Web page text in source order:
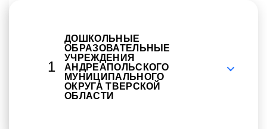
1
ДОШКОЛЬНЫЕ
ОБРАЗОВАТЕЛЬНЫЕ
УЧРЕЖДЕНИЯ
АНДРЕАПОЛЬСКОГО
МУНИЦИПАЛЬНОГО
ОКРУГА ТВЕРСКОЙ
ОБЛАСТИ